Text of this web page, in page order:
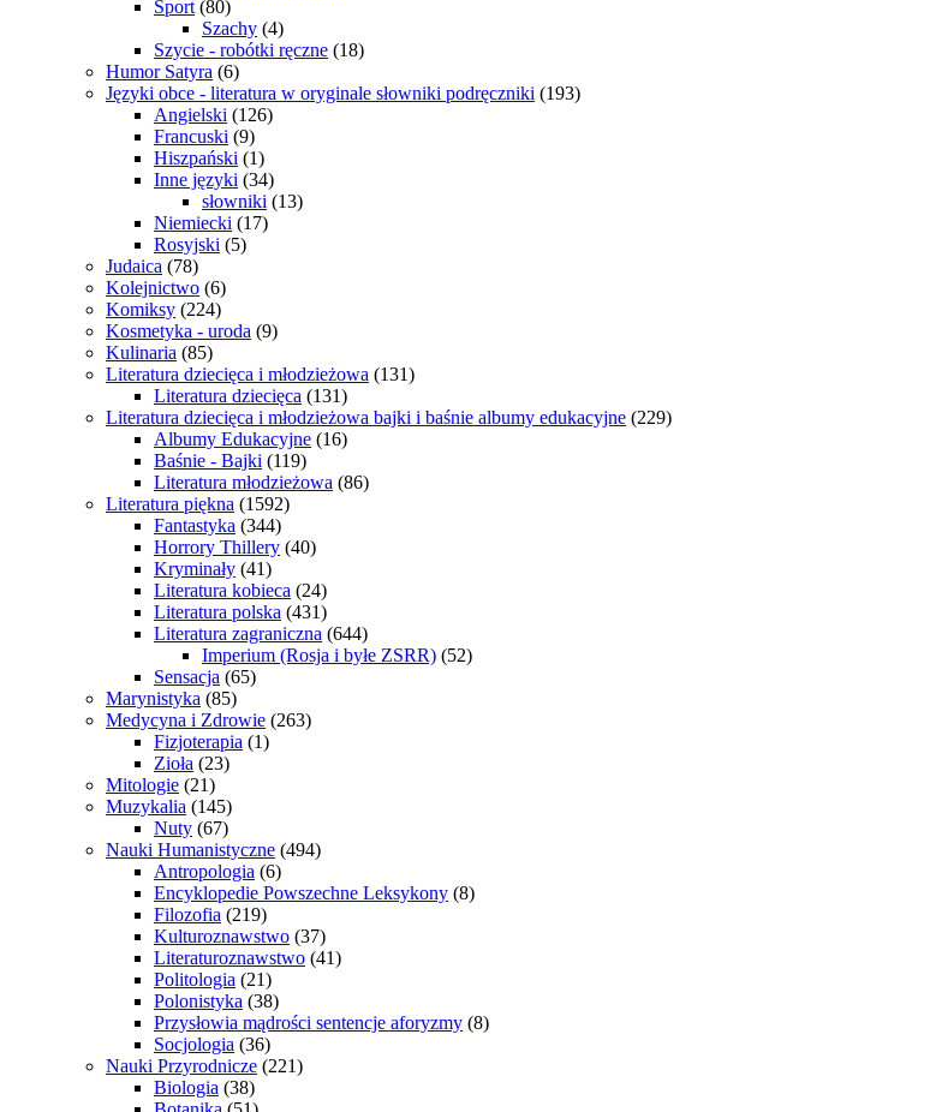
Sport (80)
Szachy (4)
Szycie - robótki ręczne (18)
Humor Satyra (6)
Języki obce - literatura w oryginale słowniki podręczniki (193)
Angielski (126)
Francuski (9)
Hiszpański (1)
Inne języki (34)
słowniki (13)
Niemiecki (17)
Rosyjski (5)
Judaica (78)
Kolejnictwo (6)
Komiksy (224)
Kosmetyka - uroda (9)
Kulinaria (85)
Literatura dziecięca i młodzieżowa (131)
Literatura dziecięca (131)
Literatura dziecięca i młodzieżowa bajki i baśnie albumy edukacyjne (229)
Albumy Edukacyjne (16)
Baśnie - Bajki (119)
Literatura młodzieżowa (86)
Literatura piękna (1592)
Fantastyka (344)
Horrory Thillery (40)
Kryminały (41)
Literatura kobieca (24)
Literatura polska (431)
Literatura zagraniczna (644)
Imperium (Rosja i byłe ZSRR) (52)
Sensacja (65)
Marynistyka (85)
Medycyna i Zdrowie (263)
Fizjoterapia (1)
Zioła (23)
Mitologie (21)
Muzykalia (145)
Nuty (67)
Nauki Humanistyczne (494)
Antropologia (6)
Encyklopedie Powszechne Leksykony (8)
Filozofia (219)
Kulturoznawstwo (37)
Literaturoznawstwo (41)
Politologia (21)
Polonistyka (38)
Przysłowia mądrości sentencje aforyzmy (8)
Socjologia (36)
Nauki Przyrodnicze (221)
Biologia (38)